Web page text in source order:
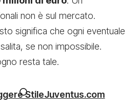
non è sul mercato.
significa che ogni eventuale
se non impossibile.
resta tale.
StileJuventus.com